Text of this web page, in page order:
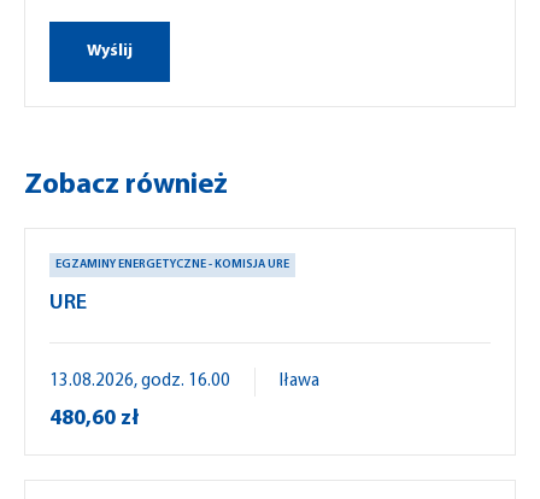
Zobacz również
EGZAMINY ENERGETYCZNE - KOMISJA URE
URE
13.08.2026, godz. 16.00 Iława
480,60 zł